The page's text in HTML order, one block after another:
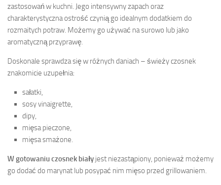
zastosowań w kuchni. Jego intensywny zapach oraz
charakterystyczna ostrość czynią go idealnym dodatkiem do
rozmaitych potraw. Możemy go używać na surowo lub jako
aromatyczną przyprawę.
Doskonale sprawdza się w różnych daniach – świeży czosnek
znakomicie uzupełnia:
sałatki,
sosy vinaigrette,
dipy,
mięsa pieczone,
mięsa smażone.
W gotowaniu czosnek biały jest niezastąpiony, ponieważ możemy
go dodać do marynat lub posypać nim mięso przed grillowaniem.